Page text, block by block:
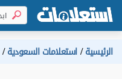
الرئيسية استعلامات السعودية